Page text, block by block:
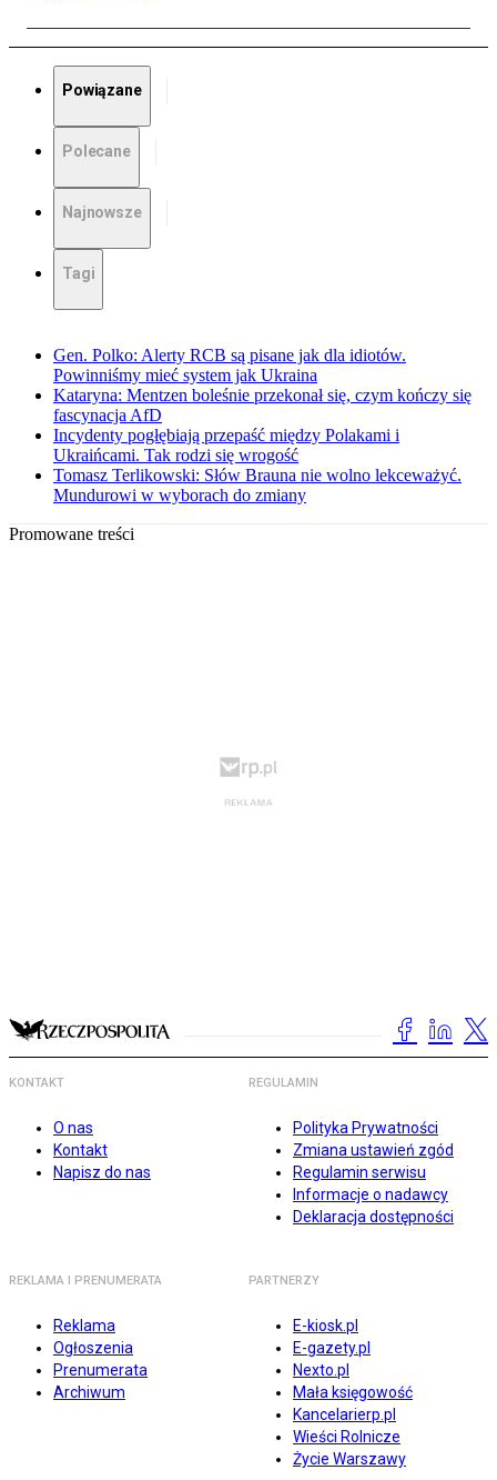
Powiązane
Polecane
Najnowsze
Tagi
Gen. Polko: Alerty RCB są pisane jak dla idiotów.
Powinniśmy mieć system jak Ukraina
Kataryna: Mentzen boleśnie przekonał się, czym kończy się
fascynacja AfD
Incydenty pogłębiają przepaść między Polakami i
Ukraińcami. Tak rodzi się wrogość
Tomasz Terlikowski: Słów Brauna nie wolno lekceważyć.
Mundurowi w wyborach do zmiany
Promowane treści
KONTAKT
O nas
Kontakt
Napisz do nas
REGULAMIN
Polityka Prywatności
Zmiana ustawień zgód
Regulamin serwisu
Informacje o nadawcy
Deklaracja dostępności
REKLAMA I PRENUMERATA
Reklama
Ogłoszenia
Prenumerata
Archiwum
PARTNERZY
E-kiosk.pl
E-gazety.pl
Nexto.pl
Mała księgowość
Kancelarierp.pl
Wieści Rolnicze
Życie Warszawy